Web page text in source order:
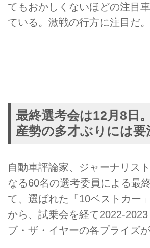
てもおかしくないほどの注目
ている。激戦の行方に注目だ。
最終選考会は12月8日
産勢の多才ぶりには要
自動車評論家、ジャーナリス
なる60名の選考委員による最
て、選ばれた「10ベストカー
から、試乗会を経て2022-
ブ・ザ・イヤーの各プライズ